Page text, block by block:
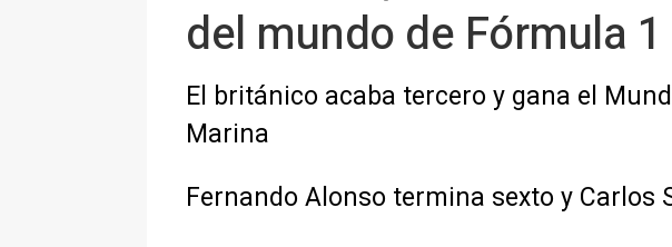
del mundo de Fórmula 1
El británico acaba tercero y gana el
Marina
Fernando Alonso termina sexto y Carlos